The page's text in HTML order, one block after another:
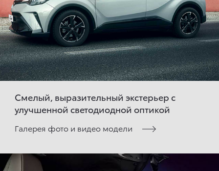
Смелый, выразительный экстерьер с
улучшенной светодиодной оптикой
Галерея фото и видео модели